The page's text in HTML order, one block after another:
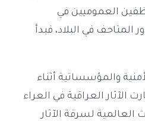
العموميين في
في البلاد، فبدأ
والمؤسساتية أثناء
حيث صارت الآثار العراقية في العراء
العالمية لسرقة الآثار